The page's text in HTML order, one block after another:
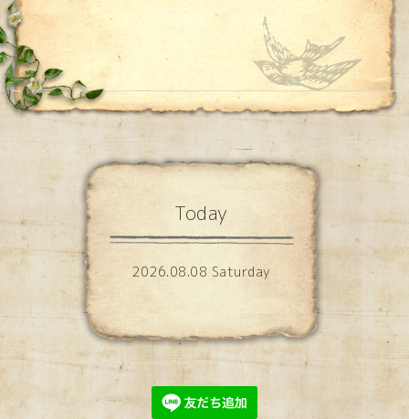
Today
2026.08.08 Saturday